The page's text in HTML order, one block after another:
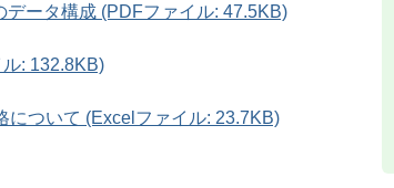
データ構成 (PDFファイル: 47.5KB)
: 132.8KB)
について (Excelファイル: 23.7KB)